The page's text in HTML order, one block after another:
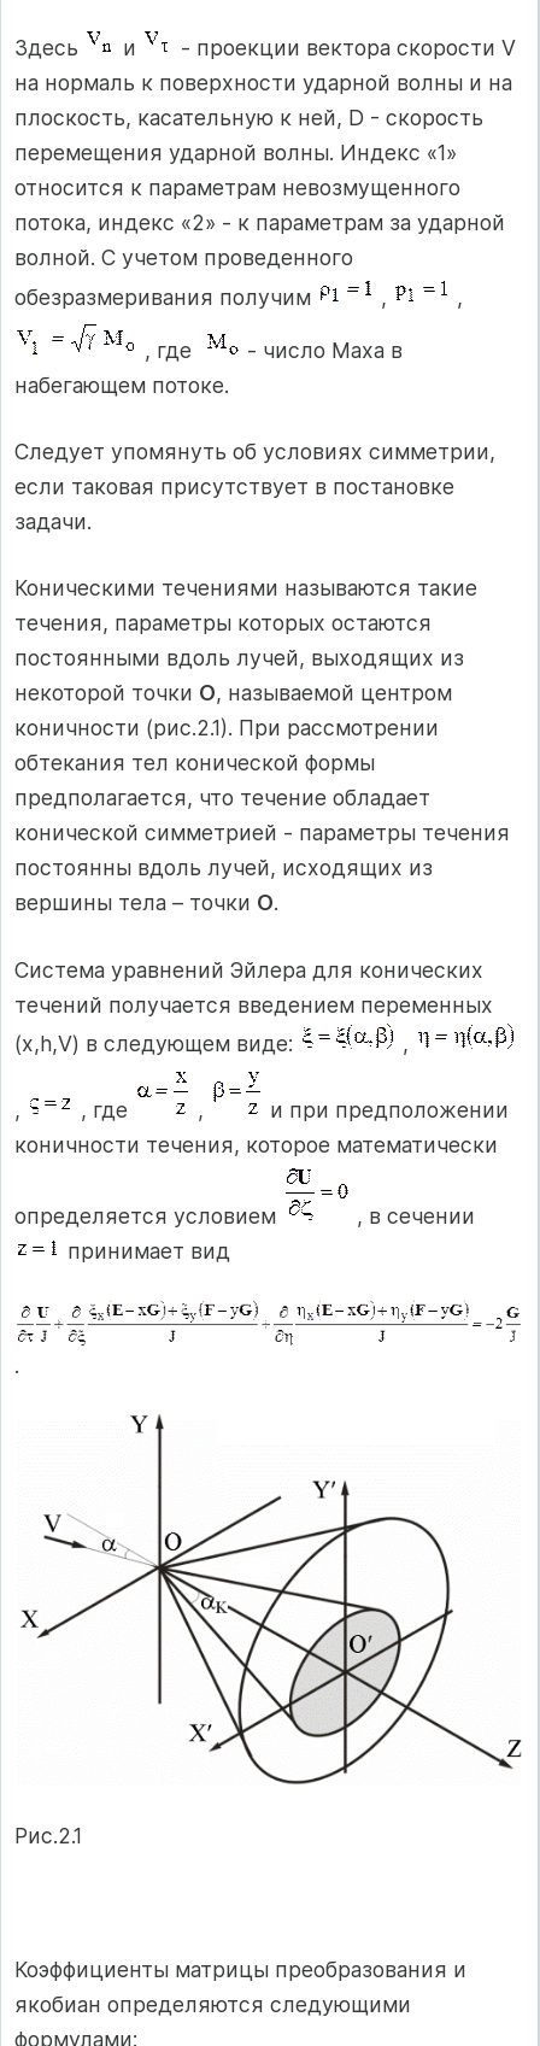
Здесь и
- проекции вектора скорости V
на нормаль к поверхности ударной волны и на
плоскость, касательную к ней, D - скорость
перемещения ударной волны. Индекс «1»
относится к параметрам невозмущенного
потока, индекс «2» - к параметрам за ударной
волной. С учетом проведенного
обезразмеривания получим
, ,
, где
- число Маха в
набегающем потоке.
Следует упомянуть об условиях симметрии,
если таковая присутствует в постановке
задачи.
Коническими течениями называются такие
течения, параметры которых остаются
постоянными вдоль лучей, выходящих из
некоторой точки О, называемой центром
коничности (рис.2.1). При рассмотрении
обтекания тел конической формы
предполагается, что течение обладает
конической симметрией - параметры течения
постоянны вдоль лучей, исходящих из
вершины тела – точки О.
Система уравнений Эйлера для конических
течений получается введением переменных
(x,h,V) в следующем виде:
,
, , где ,
и при предположении
коничности течения, которое математически
определяется условием
, в сечении
принимает вид
.
Рис.2.1
Коэффициенты матрицы преобразования и
якобиан определяются следующими
формулами: